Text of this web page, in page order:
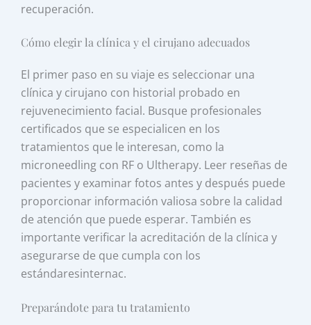
recuperación.
Cómo elegir la clínica y el cirujano adecuados
El primer paso en su viaje es seleccionar una
clínica y cirujano con historial probado en
rejuvenecimiento facial. Busque profesionales
certificados que se especialicen en los
tratamientos que le interesan, como la
microneedling con RF o Ultherapy. Leer reseñas de
pacientes y examinar fotos antes y después puede
proporcionar información valiosa sobre la calidad
de atención que puede esperar. También es
importante verificar la acreditación de la clínica y
asegurarse de que cumpla con los
estándaresinternac.
Preparándote para tu tratamiento